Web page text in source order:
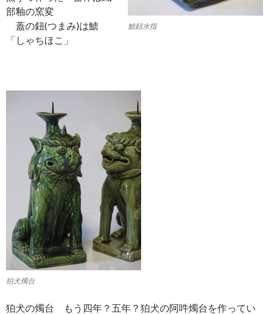
鯱鈕水指
部釉の窯変
蓋の鈕(つまみ)は鯱
「しゃちほこ」
狛犬燭台
狛犬の燭台 もう四年？五年？狛犬の阿吽燭台を作ってい